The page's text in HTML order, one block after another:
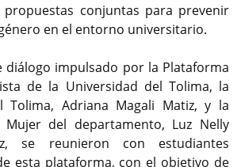
propuestas conjuntas para prevenir
en el entorno universitario.
diálogo impulsado por la Plataforma
de la Universidad del Tolima, la
Tolima, Adriana Magali Matiz, y la
del departamento, Luz Nelly
se reunieron con estudiantes
esta plataforma, con el objetivo de